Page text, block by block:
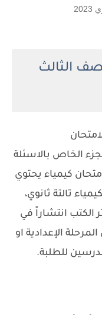
الثالث
للصف الثالث الثانوي 2023 الجزء الخاص بالاسئلة
2023، كتاب الامتحان كيمياء يحتوي
تالتة ثانوي،
الكتب انتشاراً في
الإعدادية او
للطلبة.